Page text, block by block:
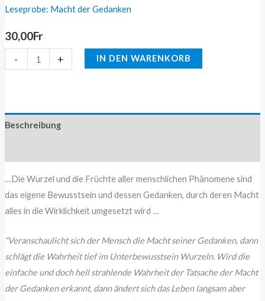
Leseprobe: Macht der Gedanken
30,00Fr
- + IN DEN WARENKORB
Beschreibung
…Die Wurzel und die Früchte aller menschlichen Phänomene sind
das eigene Bewusstsein und dessen Gedanken, durch deren Macht
alles in die Wirklichkeit umgesetzt wird …
“Veranschaulicht sich der Mensch die Macht seiner Gedanken, dann
schlägt die Wahrheit tief im Unterbewusstsein Wurzeln. Wird die
einfache und doch hell strahlende Wahrheit der Tatsache der Macht
der Gedanken erkannt, dann ändert sich das Leben langsam aber